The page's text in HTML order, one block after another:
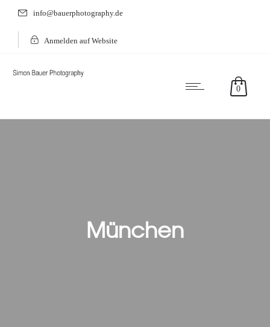
info@bauerphotography.de
Anmelden auf Website
0
München